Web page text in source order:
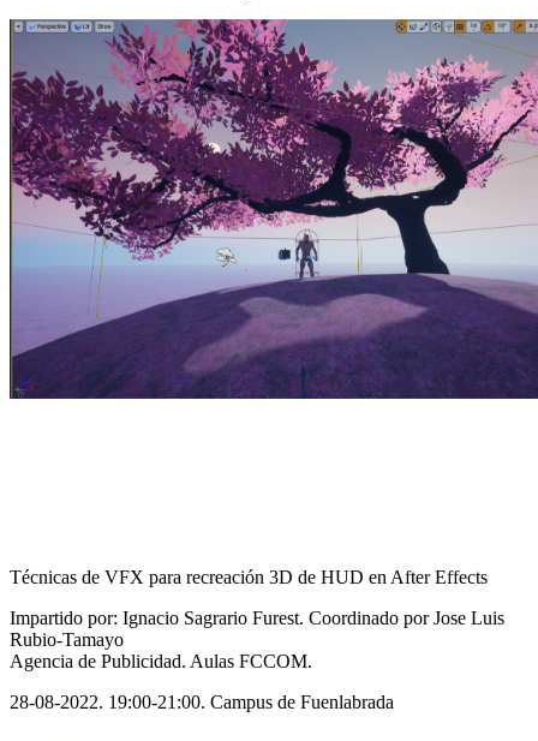
Técnicas de VFX para recreación 3D de HUD en After Effects
Impartido por: Ignacio Sagrario Furest. Coordinado por Jose Luis
Rubio-Tamayo
Agencia de Publicidad. Aulas FCCOM.
28-08-2022. 19:00-21:00. Campus de Fuenlabrada